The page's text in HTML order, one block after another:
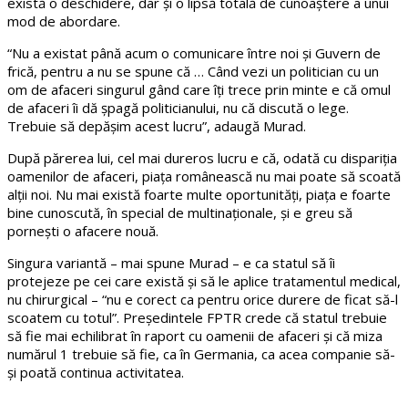
mod de abordare.
“Nu a existat până acum o comunicare între noi și Guvern de
frică, pentru a nu se spune că … Când vezi un politician cu un
om de afaceri singurul gând care îți trece prin minte e că omul
de afaceri îi dă șpagă politicianului, nu că discută o lege.
Trebuie să depășim acest lucru”, adaugă Murad.
După părerea lui, cel mai dureros lucru e că, odată cu dispariția
oamenilor de afaceri, piața românească nu mai poate să scoată
alții noi. Nu mai există foarte multe oportunități, piața e foarte
bine cunoscută, în special de multinaționale, și e greu să
pornești o afacere nouă.
Singura variantă – mai spune Murad – e ca statul să îi
protejeze pe cei care există și să le aplice tratamentul medical,
nu chirurgical – “nu e corect ca pentru orice durere de ficat să-l
scoatem cu totul”. Președintele FPTR crede că statul trebuie
să fie mai echilibrat în raport cu oamenii de afaceri și că miza
numărul 1 trebuie să fie, ca în Germania, ca acea companie să-
și poată continua activitatea.